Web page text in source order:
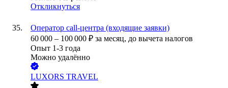
Откликнуться
Оператор call-центра (входящие заявки)
60 000 – 100 000 ₽ за месяц, до вычета налогов
Опыт 1-3 года
Можно удалённо
LUXORS TRAVEL